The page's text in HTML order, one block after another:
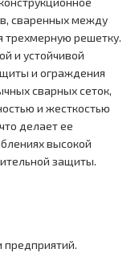
сваренных между
трехмерную решетку.
и устойчивой
и ограждения
сварных сеток,
и жесткостью
делает ее
высокой
защиты.